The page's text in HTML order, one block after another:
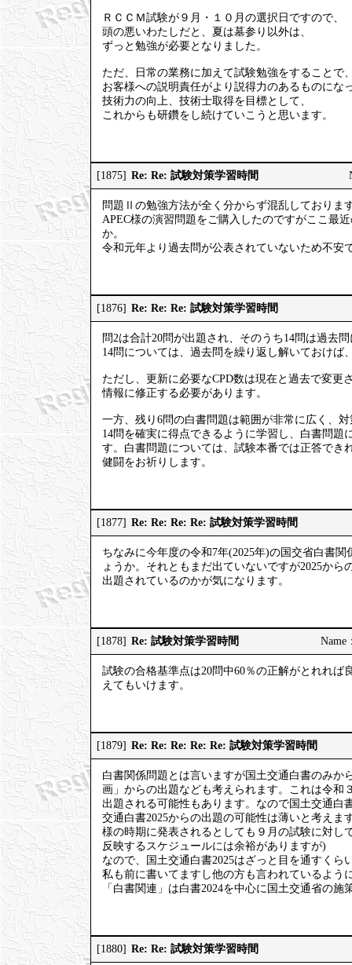
ＲＣＣＭ試験が９月・１０月の選択日ですので、
頭の悪いわたしだと、夏は墓参り以外は、
ずっと勉強が必要となりました。
ただ、日常の業務に加えて試験勉強をすることで
お客様への説明責任がより説得力のあるものにな
技術力の向上、技術士取得を目標として、
これからも研鑽をし続けていこうと思います。
[1875] Re: Re: 試験対策学習時間
問題Ⅱの勉強方法が全く分からず混乱しておりま
APEC様の演習問題をご購入したのですがここ最
か。
令和元年より過去問が公表されていないため不安
[1876] Re: Re: Re: 試験対策学習時間
問2は合計20問が出題され、そのうち14問は過去
14問については、過去問を繰り返し解いておけば
ただし、更新に必要なCPD数は現在と過去で変
情報に修正する必要があります。
一方、残り6問の白書問題は範囲が非常に広く、
14問を確実に得点できるように学習し、白書問
す。白書問題については、試験本番では正答でき
健闘をお祈りします。
[1877] Re: Re: Re: Re: 試験対策学習時間
ちなみに今年度の令和7年(2025年)の国交省白書
ょうか。それともまだ出ていないですが2025か
出題されているのかが気になります。
[1878] Re: 試験対策学習時間 Name
試験の合格基準点は20問中60％の正解がとれれ
えてもいけます。
[1879] Re: Re: Re: Re: Re: 試験対策学習時間
白書関係問題とは言いますが国土交通白書のみ
画」からの出題なども考えられます。これは令
出題される可能性もあります。なので国土交通白
交通白書2025からの出題の可能性は薄いと考え
様の時期に発表されるとしても９月の試験に対し
反映するスケジュールには余裕がありますが)
なので、国土交通白書2025はざっと目を通すくら
私も前に書いてますし他の方も言われているよう
「白書関連」は白書2024を中心に国土交通省の
[1880] Re: Re: 試験対策学習時間